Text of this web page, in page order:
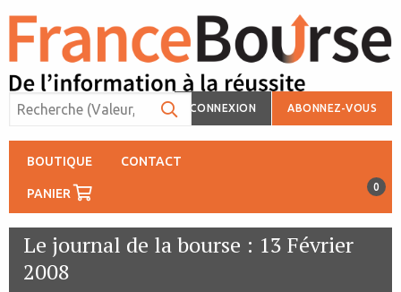
CONNEXION ABONNEZ-VOUS
BOUTIQUE CONTACT
PANIER 0
Le journal de la bourse : 13 Février
2008